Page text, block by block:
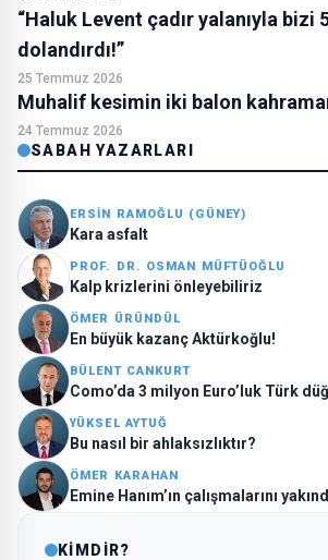
“Haluk Levent çadır yalanıyla bizi
dolandırdı!”
25 Temmuz 2026
Muhalif kesimin iki balon
24 Temmuz 2026
SABAH YAZARLARI
ERSİN RAMOĞLU (GÜNEY)
Kara asfalt
PROF. DR. OSMAN MÜFTÜOĞLU
Kalp krizlerini önleyebiliriz
ÖMER ÜRÜNDÜL
En büyük kazanç Aktürkoğlu!
BÜLENT CANKURT
Como’da 3 milyon Euro’luk Türk
YÜKSEL AYTUĞ
Bu nasıl bir ahlaksızlıktır?
ÖMER KARAHAN
Emine Hanım’ın çalışmalarını
KİMDİR?